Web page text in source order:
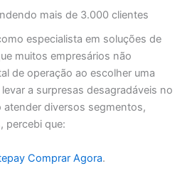
mais de 3.000 clientes
especialista em soluções de
muitos empresários não
de operação ao escolher uma
a surpresas desagradáveis no
atender diversos segmentos,
percebi que:
Comprar Agora.